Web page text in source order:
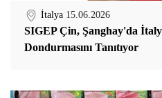
İtalya 15.06.2026
SIGEP Çin, Şanghay'da
Dondurmasını Tanıtıyor